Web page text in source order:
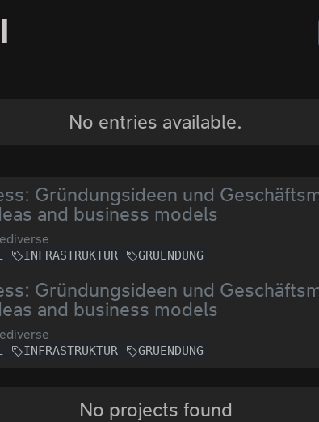
No entries available.
Gründungsideen und
and business models
INFRASTRUKTUR GRUENDUNG
Gründungsideen und
and business models
INFRASTRUKTUR GRUENDUNG
No projects found